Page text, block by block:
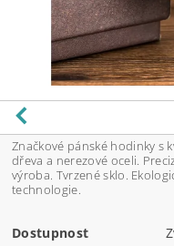
Značkové pánské hodinky s
dřeva a nerezové oceli.
výroba. Tvrzené sklo.
technologie.
Dostupnost